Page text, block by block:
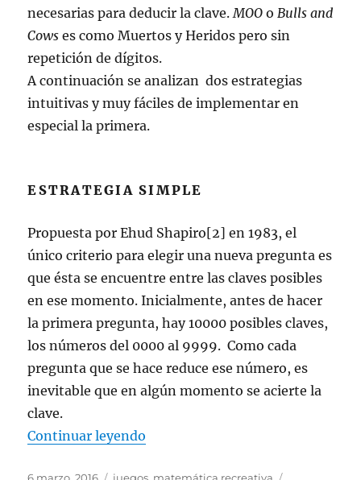
necesarias para deducir la clave.MOO oBulls and
Cows es como Muertos y Heridos pero sin
repetición de dígitos.
A continuación se analizan dos estrategias
intuitivas y muy fáciles de implementar en
especial la primera.
ESTRATEGIA SIMPLE
Propuesta por Ehud Shapiro[2] en 1983, el
único criterio para elegir una nueva pregunta es
que ésta se encuentre entre las claves posibles
en ese momento. Inicialmente, antes de hacer
la primera pregunta, hay 10000 posibles claves,
los números del 0000 al 9999. Como cada
pregunta que se hace reduce ese número, es
inevitable que en algún momento se acierte la
clave.
Continuar leyendo
Publicado
Categorías